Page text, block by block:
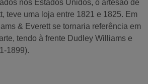
nos Estados Unidos, o artesão de
teve uma loja entre 1821 e 1825. Em
& Everett se tornaria referência em
tendo à frente Dudley Williams e
1899).